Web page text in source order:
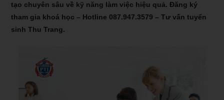
tạo chuyên sâu về kỹ năng làm việc hiệu quả. Đăng ký
tham gia khoá học – Hotline 087.947.3579 – Tư vấn tuyển
sinh Thu Trang.